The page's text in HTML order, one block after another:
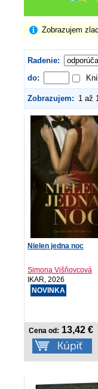
Zobrazujem
Radenie:
do:
Zobrazujem: 1 až
Nielen jedna noc
Simona Višňovcová
IKAR, 2026
NOVINKA
Cena od: 13,42 €